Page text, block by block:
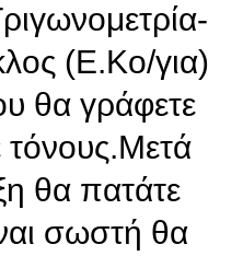
(Ε.Κο/για)
θα γράφετε
τόνους.Μετά
θα πατάτε
σωστή θα